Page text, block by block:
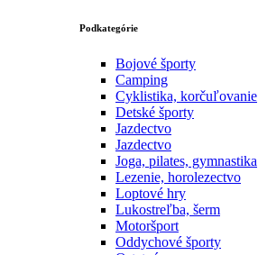
Podkategórie
Bojové športy
Camping
Cyklistika, korčuľovanie
Detské športy
Jazdectvo
Jazdectvo
Joga, pilates, gymnastika
Lezenie, horolezectvo
Loptové hry
Lukostreľba, šerm
Motoršport‎
Oddychové športy